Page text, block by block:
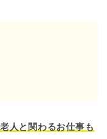
人と関わるお仕事も